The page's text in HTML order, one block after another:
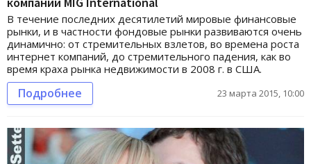
В течение последних десятилетий мировые финансовые
рынки, и в частности фондовые рынки развиваются очень
динамично: от стремительных взлетов, во времена роста
интернет компаний, до стремительного падения, как во
время краха рынка недвижимости в 2008 г. в США.
Подробнее 23 марта 2015, 10:00